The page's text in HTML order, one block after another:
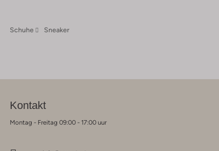
Schuhe Sneaker
Kontakt
Montag - Freitag 09:00 - 17:00 uur